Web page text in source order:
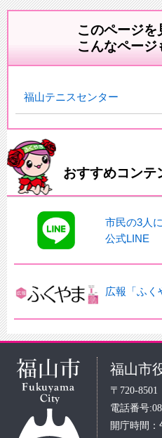
このページを
こんなペー
福山テニスセンター
おすすめコンテ
市民の3人
公式LINE
広報「ふく
福山市
〒720-
電話番号
開庁時間：